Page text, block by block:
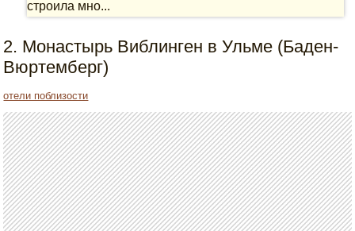
строила мно...
2. Монастырь Виблинген в Ульме (Баден-
Вюртемберг)
отели поблизости